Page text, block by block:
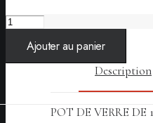
quantité
de
ARIÉGEOIS
Ajouter au panier
Description
POT DE VERRE DE